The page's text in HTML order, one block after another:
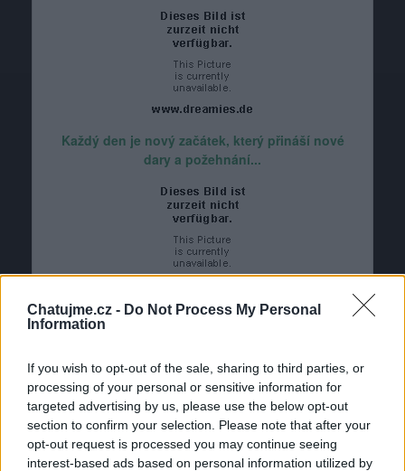
Chatujme.cz - Do Not Process My Personal
Information
If you wish to opt-out of the sale, sharing to third parties, or
processing of your personal or sensitive information for
targeted advertising by us, please use the below opt-out
section to confirm your selection. Please note that after your
opt-out request is processed you may continue seeing
interest-based ads based on personal information utilized by
Každý den je nový začátek, který přináší nové
dary a požehnání...
pomnenka65
před 11 lety